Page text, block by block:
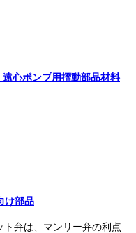
遠心ポンプ用摺動部品材料
け部品
ト弁は、マンリー弁の利点